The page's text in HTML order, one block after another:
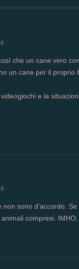
che un cane vero
un cane per il
e la
non sono d’accordo.
compresi.